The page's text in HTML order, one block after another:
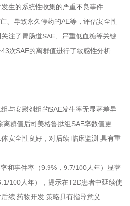
生的系统性收集的严重不良事件
、导致永久停药的AE等，评估安全性
注了胃肠道SAE、严重低血糖等关键
次SAE的离群值进行了敏感性分析，
与安慰剂组的SAE发生率无显著差异
离群值后司美格鲁肽组SAE率数值更
安全性良好，对后续 临床监测 具有重
和事件率（9.9%，9.7/100人年）显著
100人年），提示在T2D患者中延续使
续 药物开发 策略具有指导意义